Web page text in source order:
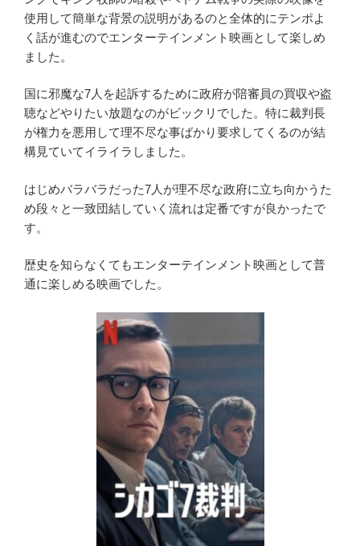
使用して簡単な背景の説明があるのと全体的にテンポよ
く話が進むのでエンターテインメント映画として楽しめ
ました。
国に邪魔な7人を起訴するために政府が陪審員の買収や盗
聴などやりたい放題なのがビックリでした。特に裁判長
が権力を悪用して理不尽な事ばかり要求してくるのが結
構見ていてイライラしました。
はじめバラバラだった7人が理不尽な政府に立ち向かうた
め段々と一致団結していく流れは定番ですが良かったで
す。
歴史を知らなくてもエンターテインメント映画として普
通に楽しめる映画でした。